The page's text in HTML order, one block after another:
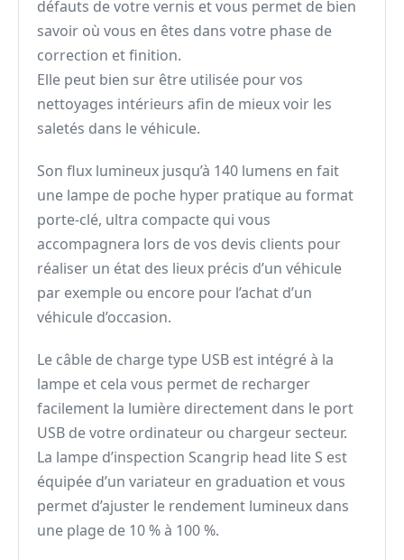
défauts de votre vernis et vous permet de bien
savoir où vous en êtes dans votre phase de
correction et finition.
Elle peut bien sur être utilisée pour vos
nettoyages intérieurs afin de mieux voir les
saletés dans le véhicule.
Son flux lumineux jusqu’à 140 lumens en fait
une lampe de poche hyper pratique au format
porte-clé, ultra compacte qui vous
accompagnera lors de vos devis clients pour
réaliser un état des lieux précis d’un véhicule
par exemple ou encore pour l’achat d’un
véhicule d’occasion.
Le câble de charge type USB est intégré à la
lampe et cela vous permet de recharger
facilement la lumière directement dans le port
USB de votre ordinateur ou chargeur secteur.
La lampe d’inspection Scangrip head lite S est
équipée d’un variateur en graduation et vous
permet d’ajuster le rendement lumineux dans
une plage de 10 % à 100 %.